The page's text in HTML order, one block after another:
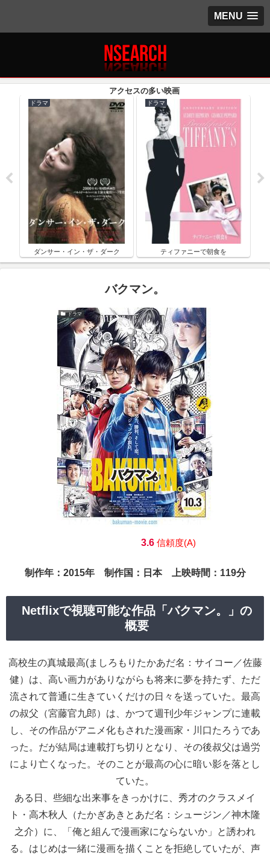
MENU
ドラマ
ダンサー・イン・ザ・ダーク
ドラマ
ティファニーで朝食を
バクマン。
ドラマ
3.6信頼度(A)
制作年：2015年 制作国：日本 上映時間：119分
Netflixで視聴可能な作品「バクマン。」の
概要
高校生の真城最高(ましろもりたかあだ名：サイコー／佐藤
健）は、高い画力がありながらも将来に夢を持たず、ただ
流されて普通に生きていくだけの日々を送っていた。最高
の叔父（宮藤官九郎）は、かつて週刊少年ジャンプに連載
し、その作品がアニメ化もされた漫画家・川口たろうであ
った。だが結局は連載打ち切りとなり、その後叔父は過労
により亡くなった。そのことが最高の心に暗い影を落とし
ていた。
ある日、些細な出来事をきっかけに、秀才のクラスメイ
ト・高木秋人（たかぎあきとあだ名：シュージン／神木隆
之介）に、「俺と組んで漫画家にならないか」と誘われ
る。はじめは一緒に漫画を描くことを拒絶していたが、声